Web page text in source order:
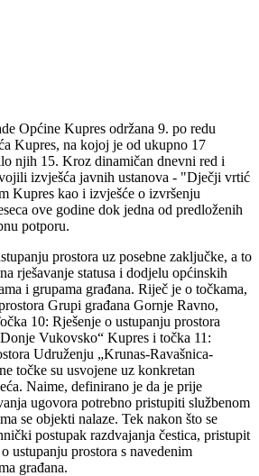
Općine Kupres održana 9. po redu
Kupres, na kojoj je od ukupno 17
njih 15. Kroz dinamičan dnevni red i
izvješća javnih ustanova - "Dječji vrtić
Kupres kao i izvješće o izvršenju
ove godine dok jedna od predloženih
potporu.
prostora uz posebne zaključke, a to
rješavanje statusa i dodjelu općinskih
i grupama građana. Riječ je o točkama,
Grupi građana Gornje Ravno,
10: Rješenje o ustupanju prostora
Vukovsko“ Kupres i točka 11:
Udruženju „Krunas-Ravašnica-
točke su usvojene uz konkretan
Naime, definirano je da je prije
ugovora potrebno pristupiti službenom
se objekti nalaze. Tek nakon što se
postupak razdvajanja čestica, pristupit
ustupanju prostora s navedenim
građana.